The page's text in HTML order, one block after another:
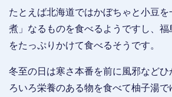
たとえば北海道ではかぼちゃと小豆を
煮」なるものを食べるようですし、
をたっぷりかけて食べるそうです。
冬至の日は寒さ本番を前に風邪など
ろいろ栄養のある物を食べて柚子湯